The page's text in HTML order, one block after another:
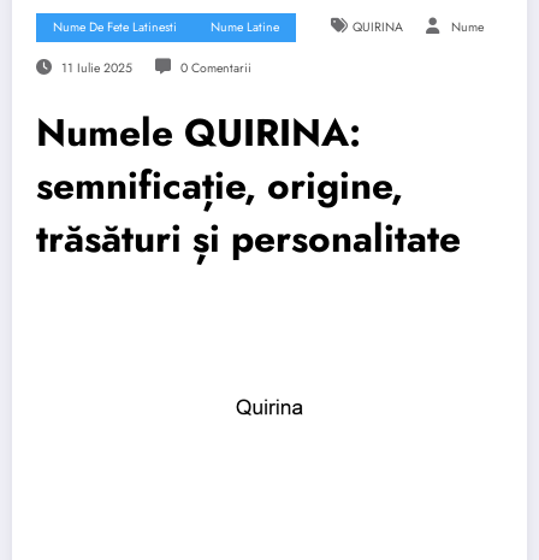
Nume De Fete Latinesti Nume Latine QUIRINA Nume
11 Iulie 2025 0 Comentarii
Numele QUIRINA:
semnificație, origine,
trăsături și personalitate